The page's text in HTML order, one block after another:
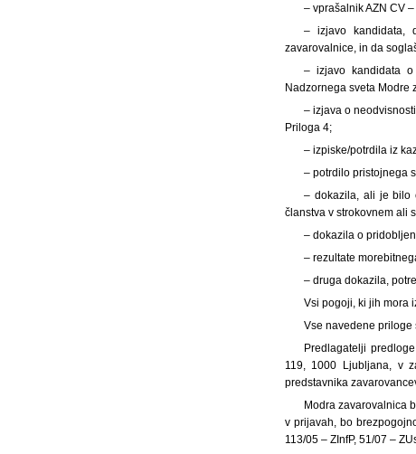
– vprašalnik AZN CV
– izjavo kandidata,
zavarovalnice, in da
– izjavo kandidata
Nadzornega sveta Modre
– izjava o
Priloga 4;
– izpiske/potrdila iz
– potrdilo pristojnega
– dokazila, ali je bilo
članstva v strokovnem ali
– dokazila o
– rezultate
– druga dokazila,
Vsi pogoji, ki jih mora
Vse navedene priloge
Predlagatelji
119, 1000 Ljubljana, v
predstavnika
Modra zavarovalnica
v prijavah, bo
113/05 – ZInfP, 51/07 –